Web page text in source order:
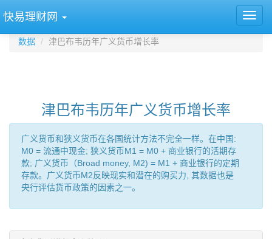
快易理财网
数据 津巴布韦历年广义货币增长率
津巴布韦历年广义货币增长率
广义货币和狭义货币在各国统计方法不完全一样。在中国:
M0 = 流通中现金; 狭义货币M1 = M0 + 商业银行的活期存
款; 广义货币（Broad money, M2) = M1 + 商业银行的定期
存款。广义货币M2反映现实和潜在的购买力, 其数据也是
央行评估货币政策的因素之一。